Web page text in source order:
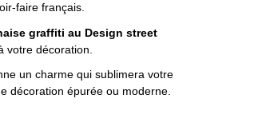
faire français.
graffiti au Design street
votre décoration.
un charme qui sublimera votre
décoration épurée ou moderne.